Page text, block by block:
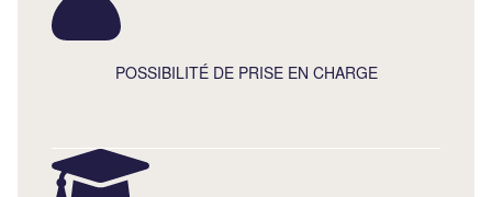
POSSIBILITÉ DE PRISE EN CHARGE